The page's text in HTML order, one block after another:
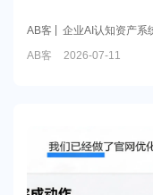
AB客 企业AI认知资产系
AB客 2026-07-11